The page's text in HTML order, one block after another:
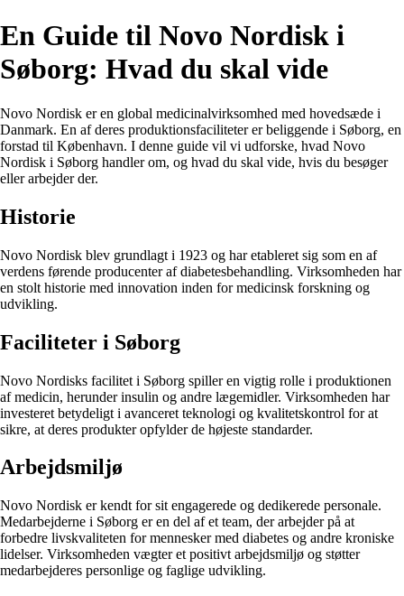
En Guide til Novo Nordisk i
Søborg: Hvad du skal vide
Novo Nordisk er en global medicinalvirksomhed med hovedsæde i
Danmark. En af deres produktionsfaciliteter er beliggende i Søborg, en
forstad til København. I denne guide vil vi udforske, hvad Novo
Nordisk i Søborg handler om, og hvad du skal vide, hvis du besøger
eller arbejder der.
Historie
Novo Nordisk blev grundlagt i 1923 og har etableret sig som en af
verdens førende producenter af diabetesbehandling. Virksomheden har
en stolt historie med innovation inden for medicinsk forskning og
udvikling.
Faciliteter i Søborg
Novo Nordisks facilitet i Søborg spiller en vigtig rolle i produktionen
af medicin, herunder insulin og andre lægemidler. Virksomheden har
investeret betydeligt i avanceret teknologi og kvalitetskontrol for at
sikre, at deres produkter opfylder de højeste standarder.
Arbejdsmiljø
Novo Nordisk er kendt for sit engagerede og dedikerede personale.
Medarbejderne i Søborg er en del af et team, der arbejder på at
forbedre livskvaliteten for mennesker med diabetes og andre kroniske
lidelser. Virksomheden vægter et positivt arbejdsmiljø og støtter
medarbejderes personlige og faglige udvikling.